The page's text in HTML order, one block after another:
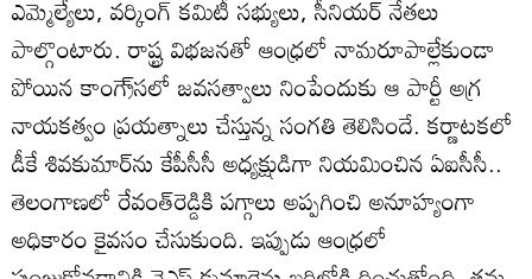
ఎమ్మెల్యేలు, వర్కింగ్‌ కమిటీ సభ్యులు, సీనియర్‌ నేతలు
పాల్గొంటారు. రాష్ట్ర విభజనతో ఆంధ్రలో నామరూపాల్లేకుండా
పోయిన కాంగ్రె్‌సలో జవసత్వాలు నింపేందుకు ఆ పార్టీ అగ్ర
నాయకత్వం ప్రయత్నాలు చేస్తున్న సంగతి తెలిసిందే. కర్ణాటకలో
డీకే శివకుమార్‌ను కేపీసీసీ అధ్యక్షుడిగా నియమించిన ఏఐసీసీ..
తెలంగాణలో రేవంత్‌రెడ్డికి పగ్గాలు అప్పగించి అనూహ్యంగా
అధికారం కైవసం చేసుకుంది. ఇప్పుడు ఆంధ్రలో